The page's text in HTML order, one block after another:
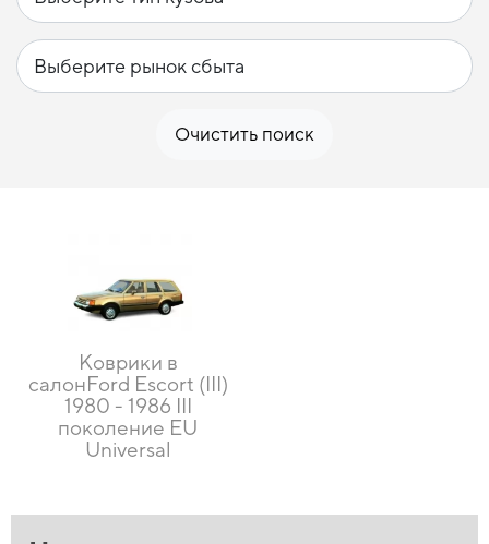
Очистить поиск
Коврики в
салонFord Escort (III)
1980 - 1986 III
поколение EU
Universal